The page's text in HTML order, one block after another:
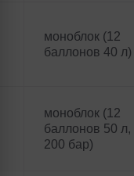
моноблок (12
баллонов 40 л)
моноблок (12
баллонов 50 л,
200 бар)